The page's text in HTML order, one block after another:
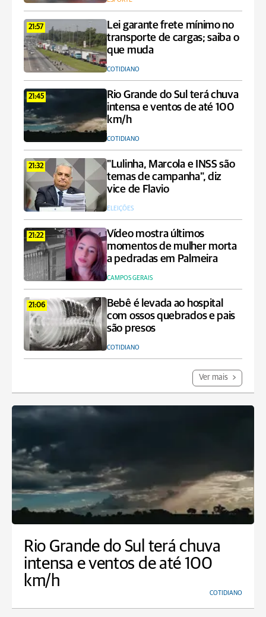
21:57
Lei garante frete mínimo no
transporte de cargas; saiba o
que muda
COTIDIANO
21:45
Rio Grande do Sul terá chuva
intensa e ventos de até 100
km/h
COTIDIANO
21:32
"Lulinha, Marcola e INSS são
temas de campanha", diz
vice de Flavio
ELEIÇÕES
21:22
Vídeo mostra últimos
momentos de mulher morta
a pedradas em Palmeira
CAMPOS GERAIS
21:06
Bebê é levada ao hospital
com ossos quebrados e pais
são presos
COTIDIANO
Ver mais
Rio Grande do Sul terá chuva
intensa e ventos de até 100
km/h
COTIDIANO